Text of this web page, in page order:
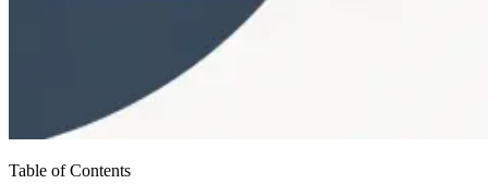
Table of Contents